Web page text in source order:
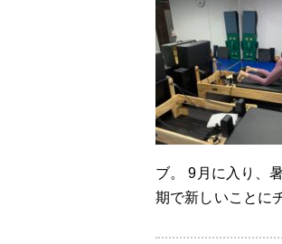
ブ。 9月に入り、
期で新しいことに